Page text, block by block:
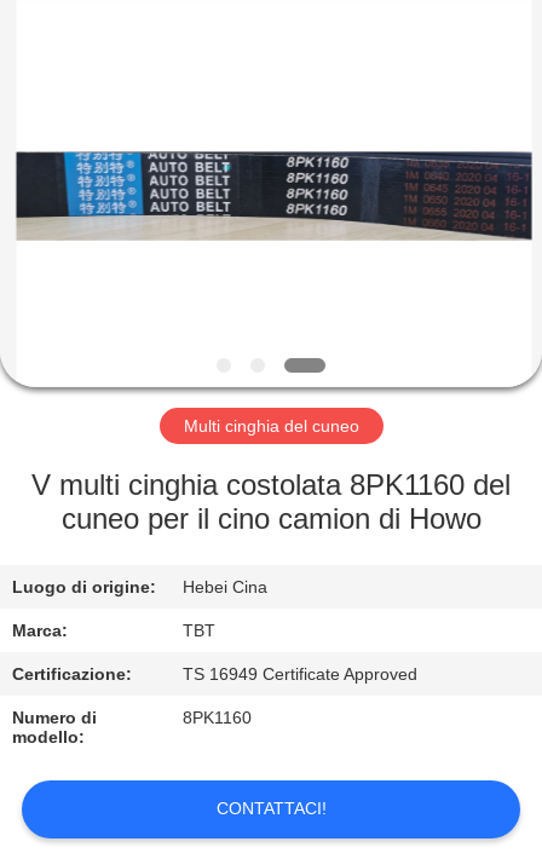
PRODOTTI
GIRO
FABBRICA
DI
QUALITÀ
CONTATTICI
NOTIZIE
Multi cinghia del cuneo
V multi cinghia costolata 8PK1160 del
cuneo per il cino camion di Howo
Luogo di origine: Hebei Cina
Marca: TBT
Certificazione: TS 16949 Certificate Approved
Numero di
modello:
8PK1160
CONTATTACI!